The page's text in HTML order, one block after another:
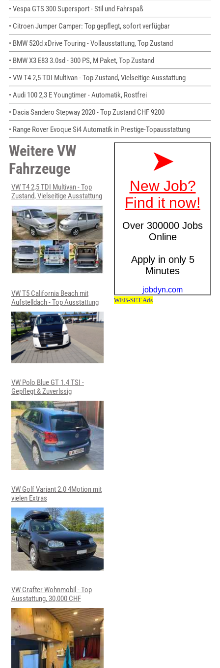
• Vespa GTS 300 Supersport - Stil und Fahrspaß
• Citroen Jumper Camper: Top gepflegt, sofort verfügbar
• BMW 520d xDrive Touring - Vollausstattung, Top Zustand
• BMW X3 E83 3.0sd - 300 PS, M Paket, Top Zustand
• VW T4 2,5 TDI Multivan - Top Zustand, Vielseitige Ausstattung
• Audi 100 2,3 E Youngtimer - Automatik, Rostfrei
• Dacia Sandero Stepway 2020 - Top Zustand CHF 9200
• Range Rover Evoque Si4 Automatik in Prestige-Topausstattung
Weitere VW
Fahrzeuge
VW T4 2,5 TDI Multivan - Top
Zustand, Vielseitige Ausstattung
VW T5 California Beach mit
Aufstelldach - Top Ausstattung
VW Polo Blue GT 1.4 TSI -
Gepflegt & Zuverlssig
VW Golf Variant 2.0 4Motion mit
vielen Extras
VW Crafter Wohnmobil - Top
Ausstattung, 30,000 CHF